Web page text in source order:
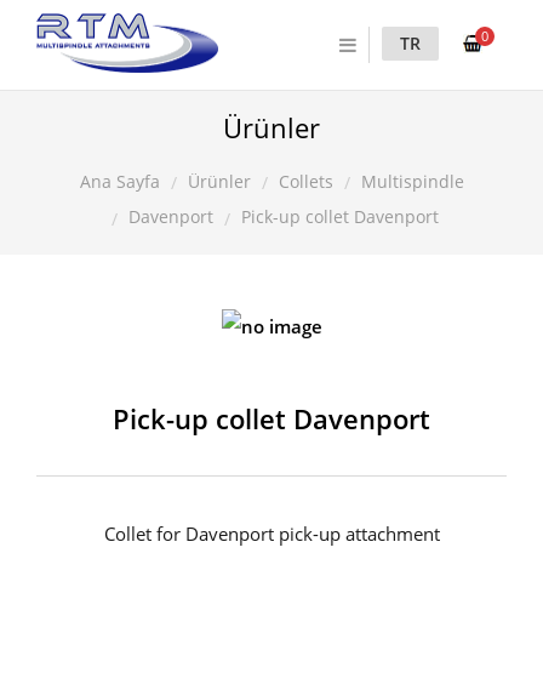
0
TR
Ürünler
Ana Sayfa Ürünler Collets
Multispindle
Davenport
Pick-up collet Davenport
Pick-up collet Davenport
Collet for Davenport pick-up attachment